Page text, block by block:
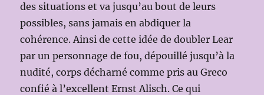
des situations et va jusqu’au bout de leurs
possibles, sans jamais en abdiquer la
cohérence. Ainsi de cette idée de doubler Lear
par un personnage de fou, dépouillé jusqu’à la
nudité, corps décharné comme pris au Greco
confié à l’excellent Ernst Alisch. Ce qui